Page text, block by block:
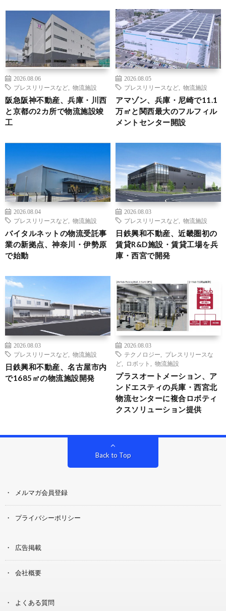
2026.08.06
プレスリリースなど
物流施設
阪急阪神不動産、兵庫・川西
と京都の2カ所で物流施設竣
工
2026.08.05
プレスリリースなど
物流施設
アマゾン、兵庫・尼崎で11.1
万㎡と関西最大のフルフィル
メントセンター開設
2026.08.04
プレスリリースなど
物流施設
バイタルネットの物流受託事
業の新拠点、神奈川・伊勢原
で始動
2026.08.03
プレスリリースなど
物流施設
日鉄興和不動産、近畿圏初の
賃貸R&D施設・賃貸工場を兵
庫・西宮で開発
2026.08.03
プレスリリースなど
物流施設
日鉄興和不動産、名古屋市内
で1685㎡の物流施設開発
2026.08.03
テクノロジー
プレスリリースな
ど
ロボット 物流施設
プラスオートメーション、ア
ンドエスティの兵庫・西宮北
物流センターに複合ロボティ
クスソリューション提供
Back to Top
メルマガ会員登録
プライバシーポリシー
広告掲載
会社概要
よくある質問